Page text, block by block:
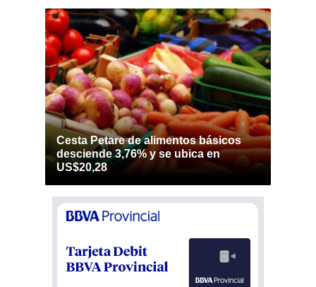
Cesta Petare de alimentos básicos
desciende 3,76% y se ubica en
US$20,28